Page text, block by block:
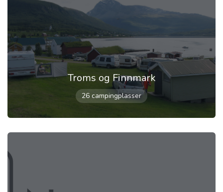
Troms og Finnmark
26 campingplasser